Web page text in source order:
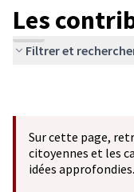
Les
Filtrer et
Sur cette page,
citoyennes et les
idées approfondies.